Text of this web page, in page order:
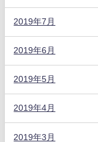
2019年7月
2019年6月
2019年5月
2019年4月
2019年3月